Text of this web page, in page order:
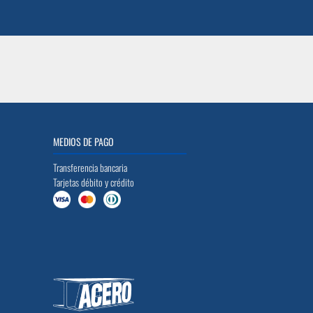
MEDIOS DE PAGO
Transferencia bancaria
Tarjetas débito y crédito